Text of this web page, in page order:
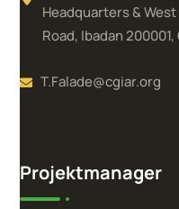
Headquarters &
Road, Ibadan
T.Falade@cgiar.org
Projektmanager